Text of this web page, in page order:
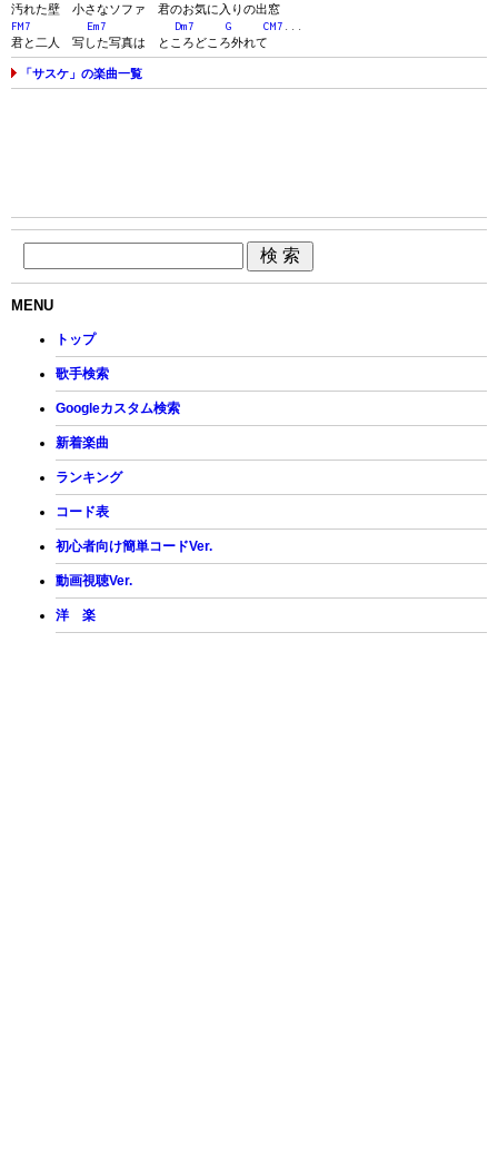
汚れた壁 小さなソファ 君のお気に入りの出窓
FM7
Em7 Dm7 G CM7
君と二人 写した写真は ところどころ外れて
「サスケ」の楽曲一覧
MENU
トップ
歌手検索
Googleカスタム検索
新着楽曲
ランキング
コード表
初心者向け簡単コードVer.
動画視聴Ver.
洋 楽